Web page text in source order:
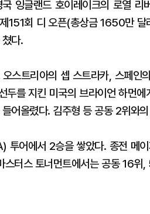
잉글랜드 호이레이크의 로열 리
151회 디 오픈(총상금 1650만
다.
스트리아의 셉 스트라카, 스페인
두를 지킨 미국의 브라이언 하먼
어올렸다. 김주형 등 공동 2위와
투어에서 2승을 쌓았다. 종전 메
터스 토너먼트에서는 공동 16위